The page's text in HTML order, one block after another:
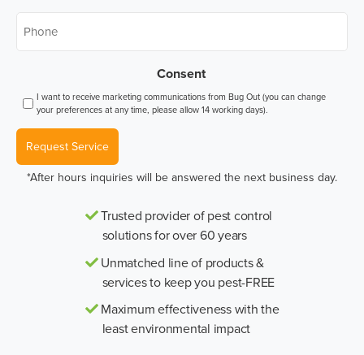
Consent
I want to receive marketing communications from Bug Out (you can change
your preferences at any time, please allow 14 working days).
Request Service
*After hours inquiries will be answered the next business day.
Trusted provider of pest control
solutions for over 60 years
Unmatched line of products &
services to keep you pest-FREE
Maximum effectiveness with the
least environmental impact